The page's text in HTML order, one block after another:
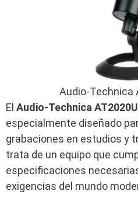
Audio-Technica
El Audio-Technica
especialmente diseñado
grabaciones en estudios y
trata de un equipo que
especificaciones
exigencias del mundo